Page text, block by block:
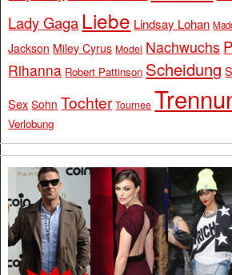
Lady Gaga Liebe Lindsay Lohan
Jackson Miley Cyrus Model Nachwuchs
Rihanna Robert Pattinson Scheidung
Sex Sohn Tochter Tournee
Verlobung